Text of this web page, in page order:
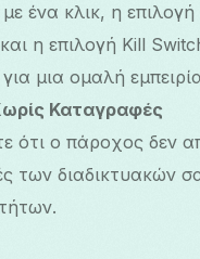
ένα κλικ, η επιλογή
η επιλογή Kill
μια ομαλή
Καταγραφές
ότι ο πάροχος δεν
των διαδικτυακών